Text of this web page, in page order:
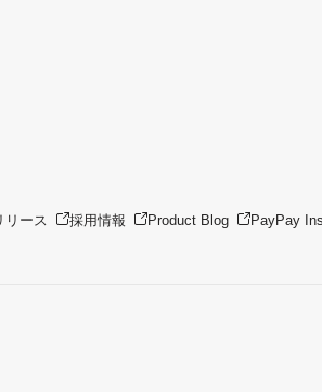
リース 採用情報 Product Blog PayPay